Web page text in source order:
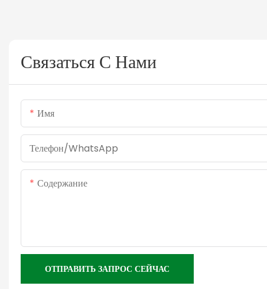
Связаться С Нами
Имя
Телефон/WhatsApp
Содержание
ОТПРАВИТЬ ЗАПРОС СЕЙЧАС